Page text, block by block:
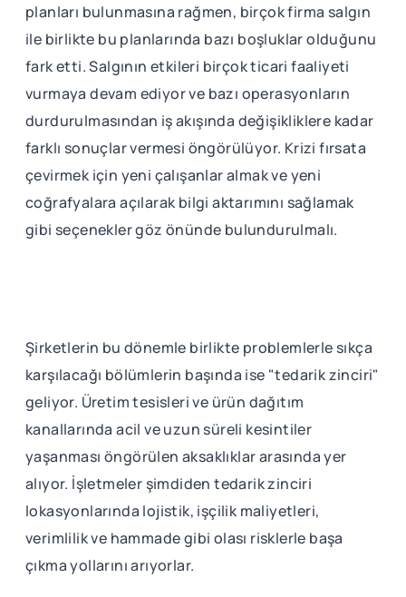
planları bulunmasına rağmen, birçok firma salgın
ile birlikte bu planlarında bazı boşluklar olduğunu
fark etti. Salgının etkileri birçok ticari faaliyeti
vurmaya devam ediyor ve bazı operasyonların
durdurulmasından iş akışında değişikliklere kadar
farklı sonuçlar vermesi öngörülüyor. Krizi fırsata
çevirmek için yeni çalışanlar almak ve yeni
coğrafyalara açılarak bilgi aktarımını sağlamak
gibi seçenekler göz önünde bulundurulmalı.
Şirketlerin bu dönemle birlikte problemlerle sıkça
karşılacağı bölümlerin başında ise "tedarik zinciri"
geliyor. Üretim tesisleri ve ürün dağıtım
kanallarında acil ve uzun süreli kesintiler
yaşanması öngörülen aksaklıklar arasında yer
alıyor. İşletmeler şimdiden tedarik zinciri
lokasyonlarında lojistik, işçilik maliyetleri,
verimlilik ve hammade gibi olası risklerle başa
çıkma yollarını arıyorlar.